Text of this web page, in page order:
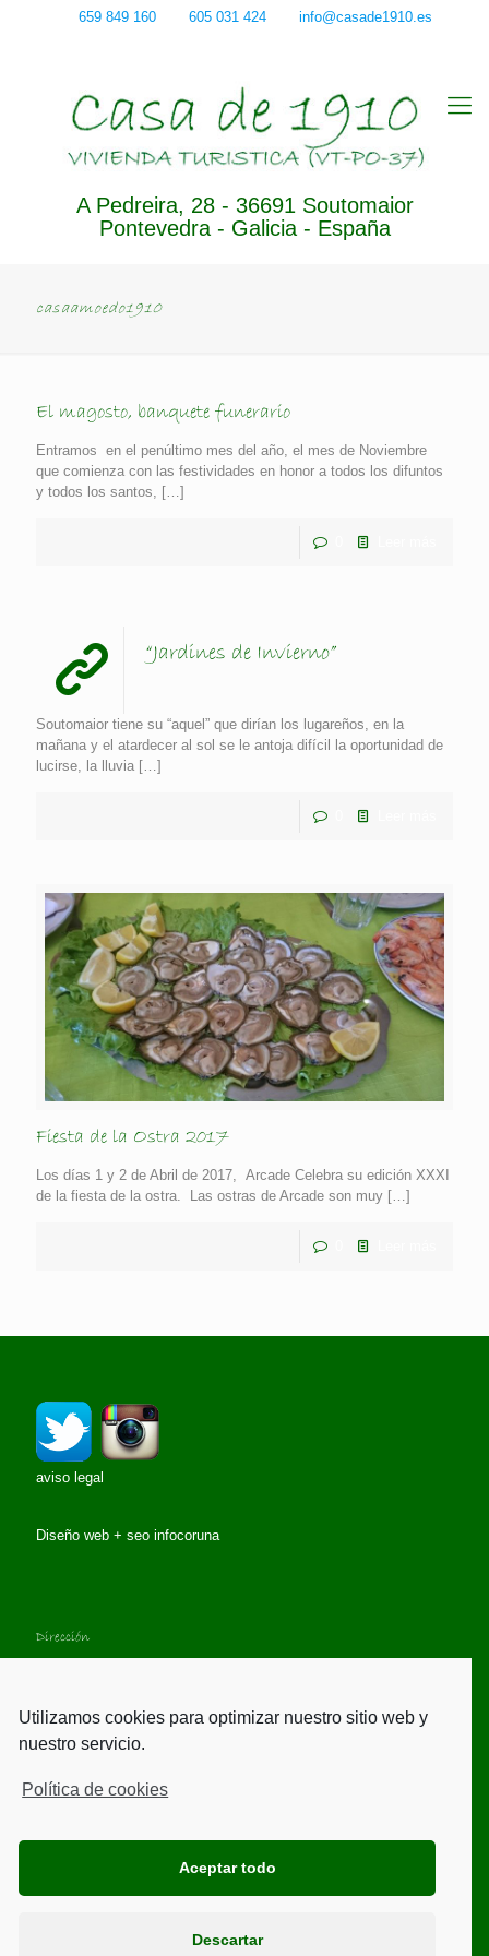
Utilizamos cookies para optimizar nuestro sitio web y
nuestro servicio.
Política de cookies
Aceptar todo
Descartar
659 849 160 605 031 424 info@casade1910.es
A Pedreira, 28 - 36691 Soutomaior
Pontevedra - Galicia - España
casaamoedo1910
El magosto, banquete funerario
Entramos en el penúltimo mes del año, el mes de Noviembre
que comienza con las festividades en honor a todos los difuntos
y todos los santos,
[…]
“Jardines de Invierno”
Soutomaior tiene su “aquel” que dirían los lugareños, en la
mañana y el atardecer al sol se le antoja difícil la oportunidad de
lucirse, la lluvia […]
Fiesta de la Ostra 2017
Los días 1 y 2 de Abril de 2017, Arcade Celebra su edición XXXI
de la fiesta de la ostra. Las ostras de Arcade son muy […]
aviso legal
Diseño web + seo infocoruna
Dirección
Tlf.- 659 849 160
Tlf.- 605 031 424